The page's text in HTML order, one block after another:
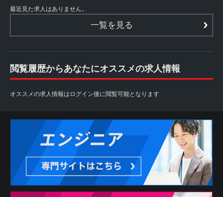
最近見た求人はありません。
一覧を見る
閲覧履歴からあなたにオススメの求人情報
オススメの求人情報はログイン後に閲覧可能となります